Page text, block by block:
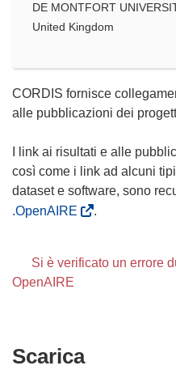
DE MONTFORT
United Kingdom
CORDIS fornisce
alle pubblicazioni dei
I link ai risultati e alle
così come i link ad alcuni
dataset e software, sono
.OpenAIRE
.
Si è verificato un errore
OpenAIRE
ScaricaScarica